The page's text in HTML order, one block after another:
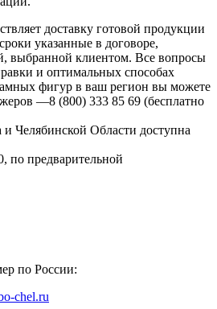
доставку готовой продукции
указанные в договоре,
выбранной клиентом. Все вопросы
и оптимальных способах
фигур в ваш регион вы можете
—8 (800) 333 85 69 (бесплатно
Челябинской Области доступна
по предварительной
по России:
chel.ru